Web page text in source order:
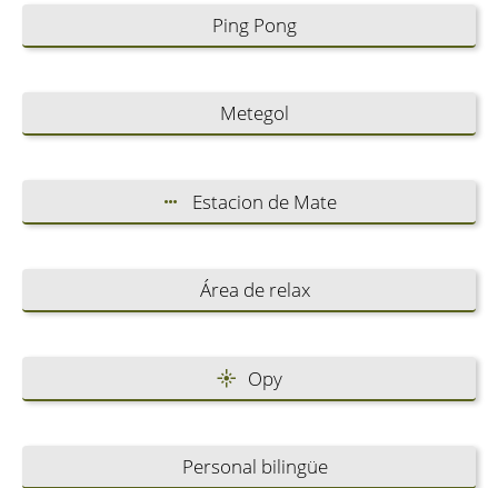
Ping Pong
Metegol
Estacion de Mate
Área de relax
Opy
Personal bilingüe